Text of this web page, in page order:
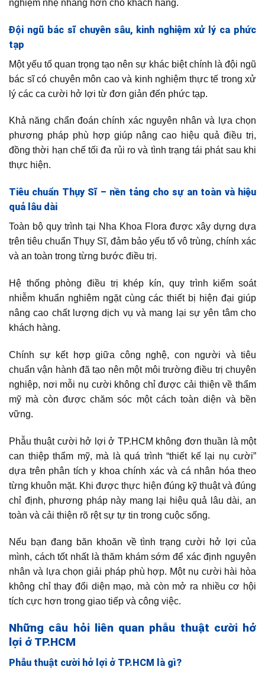
nghiệm nhẹ nhàng hơn cho khách hàng.
Đội ngũ bác sĩ chuyên sâu, kinh nghiệm xử lý ca phức
tạp
Một yếu tố quan trọng tạo nên sự khác biệt chính là đội ngũ
bác sĩ có chuyên môn cao và kinh nghiệm thực tế trong xử
lý các ca cười hở lợi từ đơn giản đến phức tạp.
Khả năng chẩn đoán chính xác nguyên nhân và lựa chọn
phương pháp phù hợp giúp nâng cao hiệu quả điều trị,
đồng thời hạn chế tối đa rủi ro và tình trạng tái phát sau khi
thực hiện.
Tiêu chuẩn Thụy Sĩ – nền tảng cho sự an toàn và hiệu
quả lâu dài
Toàn bộ quy trình tại Nha Khoa Flora được xây dựng dựa
trên tiêu chuẩn Thụy Sĩ, đảm bảo yếu tố vô trùng, chính xác
và an toàn trong từng bước điều trị.
Hệ thống phòng điều trị khép kín, quy trình kiểm soát
nhiễm khuẩn nghiêm ngặt cùng các thiết bị hiện đại giúp
nâng cao chất lượng dịch vụ và mang lại sự yên tâm cho
khách hàng.
Chính sự kết hợp giữa công nghệ, con người và tiêu
chuẩn vận hành đã tạo nên một môi trường điều trị chuyên
nghiệp, nơi mỗi nụ cười không chỉ được cải thiện về thẩm
mỹ mà còn được chăm sóc một cách toàn diện và bền
vững.
Phẫu thuật cười hở lợi ở TP.HCM không đơn thuần là một
can thiệp thẩm mỹ, mà là quá trình “thiết kế lại nụ cười”
dựa trên phân tích y khoa chính xác và cá nhân hóa theo
từng khuôn mặt. Khi được thực hiện đúng kỹ thuật và đúng
chỉ định, phương pháp này mang lại hiệu quả lâu dài, an
toàn và cải thiện rõ rệt sự tự tin trong cuộc sống.
Nếu bạn đang băn khoăn về tình trạng cười hở lợi của
mình, cách tốt nhất là thăm khám sớm để xác định nguyên
nhân và lựa chọn giải pháp phù hợp. Một nụ cười hài hòa
không chỉ thay đổi diện mạo, mà còn mở ra nhiều cơ hội
tích cực hơn trong giao tiếp và công việc.
Những câu hỏi liên quan phẫu thuật cười hở
lợi ở TP.HCM
Phẫu thuật cười hở lợi ở TP.HCM là gì?